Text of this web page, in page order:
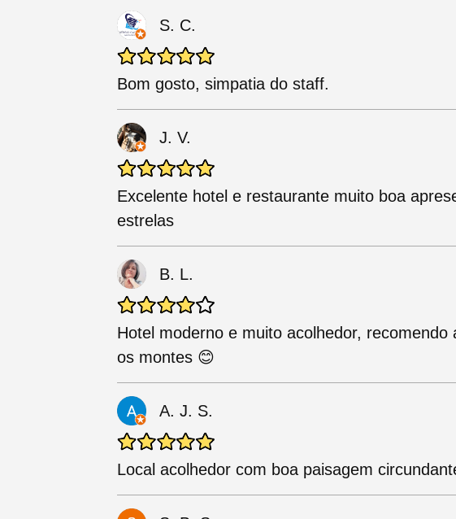
S. C.
Bom gosto, simpatia do staff.
J. V.
Excelente hotel e restaurante muito boa
estrelas
B. L.
Hotel moderno e muito acolhedor,
os montes 😊
A. J. S.
Local acolhedor com boa paisagem